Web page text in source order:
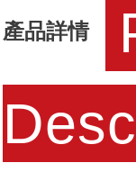
產品詳情